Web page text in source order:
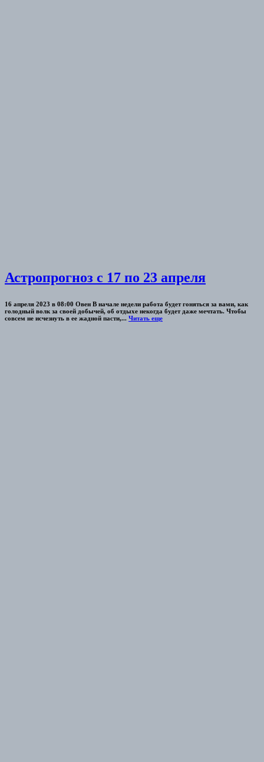
Астропрогноз с 17 по 23 апреля
16 апреля 2023 в 08:00 Овен В начале недели работа будет гоняться за вами, как
голодный волк за своей добычей, об отдыхе некогда будет даже мечтать. Чтобы
совсем не исчезнуть в ее жадной пасти,... Читать еще